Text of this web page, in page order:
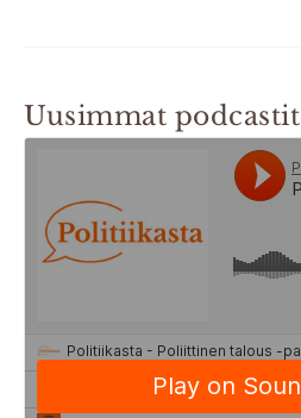
Uusimmat podcastit